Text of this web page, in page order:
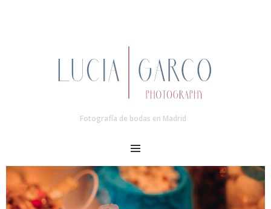
Fotografía de bodas en Madrid
MENU